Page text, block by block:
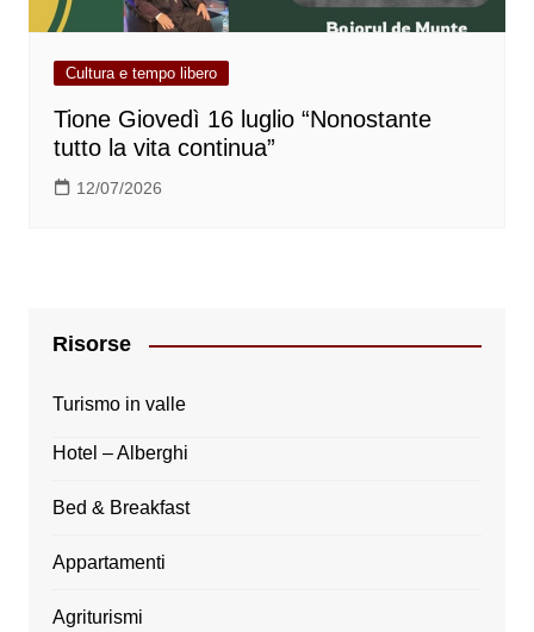
Cultura e tempo libero
Tione Giovedì 16 luglio “Nonostante
tutto la vita continua”
12/07/2026
Risorse
Turismo in valle
Hotel – Alberghi
Bed & Breakfast
Appartamenti
Agriturismi